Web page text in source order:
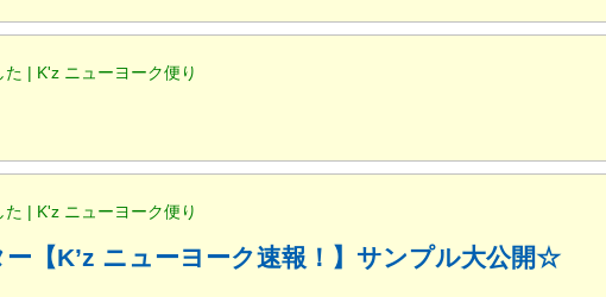
| K'z ニューヨーク便り
| K'z ニューヨーク便り
【K’z ニューヨーク速報！】サンプル大公開☆